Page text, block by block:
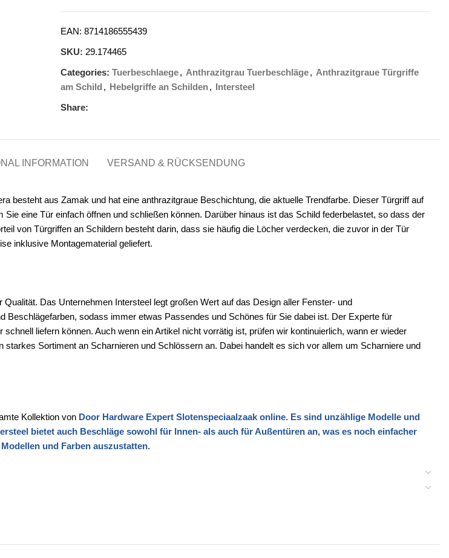
EAN: 8714186555439
SKU: 29.174465
Categories: Tuerbeschlaege, Anthrazitgrau Tuerbeschläge, Anthrazitgraue Türgriffe
am Schild , Hebelgriffe an Schilden, Intersteel
Share:
INFORMATION VERSAND & RÜCKSENDUNG
besteht aus Zamak und hat eine anthrazitgraue Beschichtung, die aktuelle Trendfarbe. Dieser Türgriff auf
eine Tür einfach öffnen und schließen können. Darüber hinaus ist das Schild federbelastet, so dass der
von Türgriffen an Schildern besteht darin, dass sie häufig die Löcher verdecken, die zuvor in der Tür
inklusive Montagematerial geliefert.
Qualität. Das Unternehmen Intersteel legt großen Wert auf das Design aller Fenster- und
Beschlägefarben, sodass immer etwas Passendes und Schönes für Sie dabei ist. Der Experte für
liefern können. Auch wenn ein Artikel nicht vorrätig ist, prüfen wir kontinuierlich, wann er wieder
Sortiment an Scharnieren und Schlössern an. Dabei handelt es sich vor allem um Scharniere und
Kollektion von Door Hardware Expert Slotenspeciaalzaak online. Es sind unzählige Modelle und
bietet auch Beschläge sowohl für Innen- als auch für Außentüren an, was es noch einfacher
und Farben auszustatten.